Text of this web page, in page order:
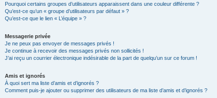
Pourquoi certains groupes d’utilisateurs apparaissent dans une couleur différente ?
Qu’est-ce qu’un « groupe d’utilisateurs par défaut » ?
Qu’est-ce que le lien « L’équipe » ?
Messagerie privée
Je ne peux pas envoyer de messages privés !
Je continue à recevoir des messages privés non sollicités !
J’ai reçu un courrier électronique indésirable de la part de quelqu’un sur ce forum !
Amis et ignorés
À quoi sert ma liste d’amis et d’ignorés ?
Comment puis-je ajouter ou supprimer des utilisateurs de ma liste d’amis et d’ignorés ?